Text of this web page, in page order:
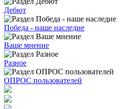
Дебют
Победа - наше наследие
Ваше мнение
Разное
ОПРОС пользователей